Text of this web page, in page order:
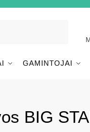
GAMINTOJAI
BIG